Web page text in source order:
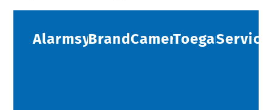
AlarmsystemenBrandbeveiliging
Camerabeveiliging
Service